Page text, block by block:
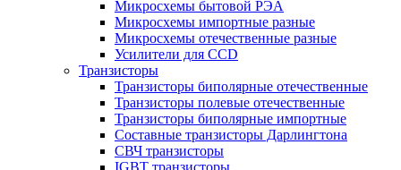
Микросхемы бытовой РЭА
Микросхемы импортные разные
Микросхемы отечественные разные
Усилители для CCD
Транзисторы
Транзисторы биполярные отечественные
Транзисторы полевые отечественные
Транзисторы биполярные импортные
Составные транзисторы Дарлингтона
СВЧ транзисторы
IGBT транзисторы